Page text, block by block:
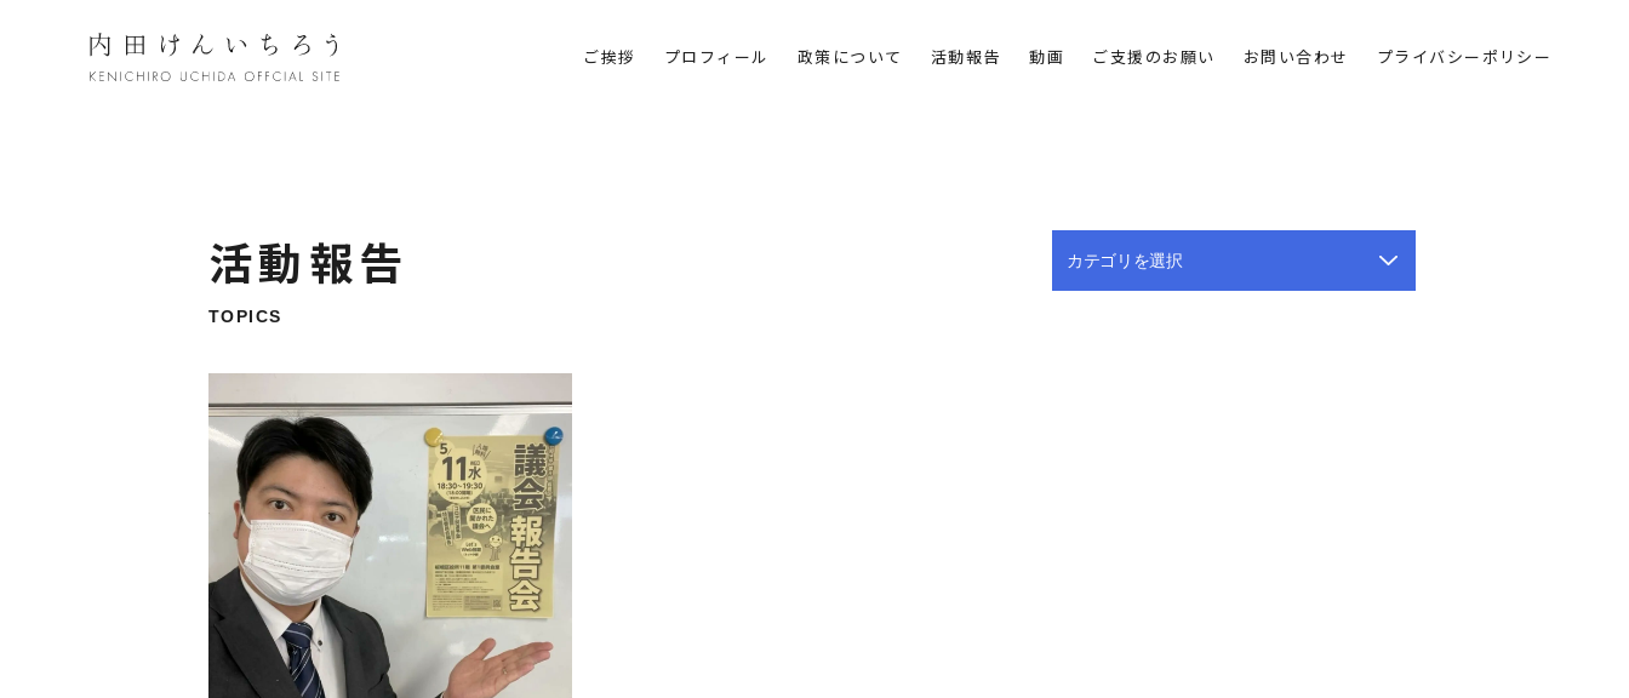
ご挨拶 プロフィール 政策について 活動報告 動画 ご支援のお願い お問い合わせ プライバシーポリシー
活動報告
TOPICS